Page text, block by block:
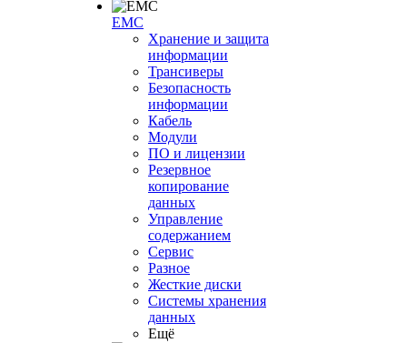
EMC
Хранение и защита
информации
Трансиверы
Безопасность
информации
Кабель
Модули
ПО и лицензии
Резервное
копирование
данных
Управление
содержанием
Сервис
Разное
Жесткие диски
Системы хранения
данных
Ещё